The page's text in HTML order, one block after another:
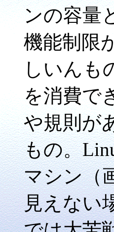
ンの容量
機能制限
しいんも
を消費で
や規則が
もの。
マシン（
見えない